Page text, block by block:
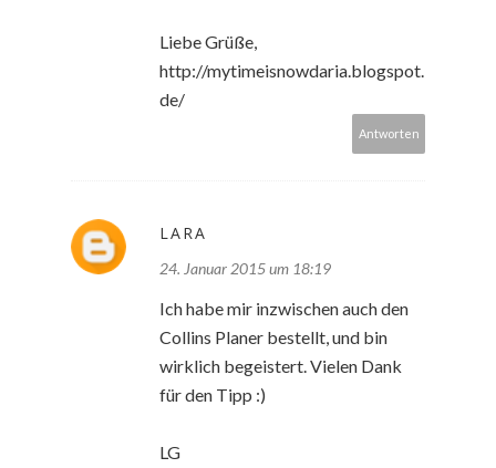
Liebe Grüße,
http://mytimeisnowdaria.blogspot.
de/
Antworten
LARA
24. Januar 2015 um 18:19
Ich habe mir inzwischen auch den
Collins Planer bestellt, und bin
wirklich begeistert. Vielen Dank
für den Tipp :)
LG